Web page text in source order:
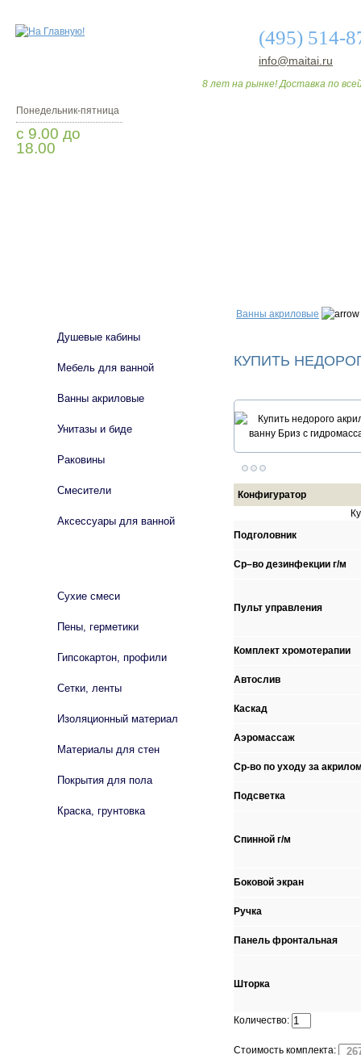
(495) 514-
info@maitai.ru
8 лет на рынке! Доставка по
Понедельник-пятница
с 9.00 до
18.00
Ванны акриловые
КУПИТЬ
Конфигуратор
Подголовник
Ср–во дезинфекции г/м
Пульт управления
Комплект хромотерапии
Автослив
Каскад
Аэромассаж
Ср-во по уходу за
Подсветка
Спинной г/м
Боковой экран
Ручка
Панель фронтальная
Шторка
Количество:
Стоимость комплекта:
Душевые кабины
Мебель для ванной
Ванны акриловые
Унитазы и биде
Раковины
Смесители
Аксессуары для ванной
Сухие смеси
Пены, герметики
Гипсокартон, профили
Сетки, ленты
Изоляционный материал
Материалы для стен
Покрытия для пола
Краска, грунтовка